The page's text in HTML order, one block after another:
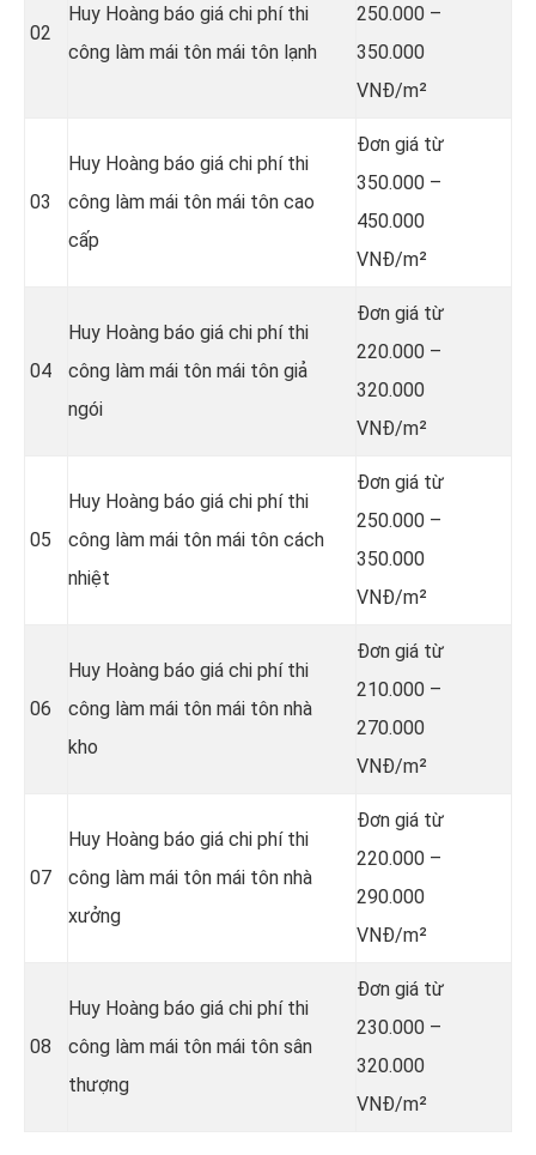
02
Huy Hoàng báo giá chi phí thi
công làm mái tôn mái tôn lạnh
250.000 –
350.000
VNĐ/m²
03
Huy Hoàng báo giá chi phí thi
công làm mái tôn mái tôn cao
cấp
Đơn giá từ
350.000 –
450.000
VNĐ/m²
04
Huy Hoàng báo giá chi phí thi
công làm mái tôn mái tôn giả
ngói
Đơn giá từ
220.000 –
320.000
VNĐ/m²
05
Huy Hoàng báo giá chi phí thi
công làm mái tôn mái tôn cách
nhiệt
Đơn giá từ
250.000 –
350.000
VNĐ/m²
06
Huy Hoàng báo giá chi phí thi
công làm mái tôn mái tôn nhà
kho
Đơn giá từ
210.000 –
270.000
VNĐ/m²
07
Huy Hoàng báo giá chi phí thi
công làm mái tôn mái tôn nhà
xưởng
Đơn giá từ
220.000 –
290.000
VNĐ/m²
08
Huy Hoàng báo giá chi phí thi
công làm mái tôn mái tôn sân
thượng
Đơn giá từ
230.000 –
320.000
VNĐ/m²